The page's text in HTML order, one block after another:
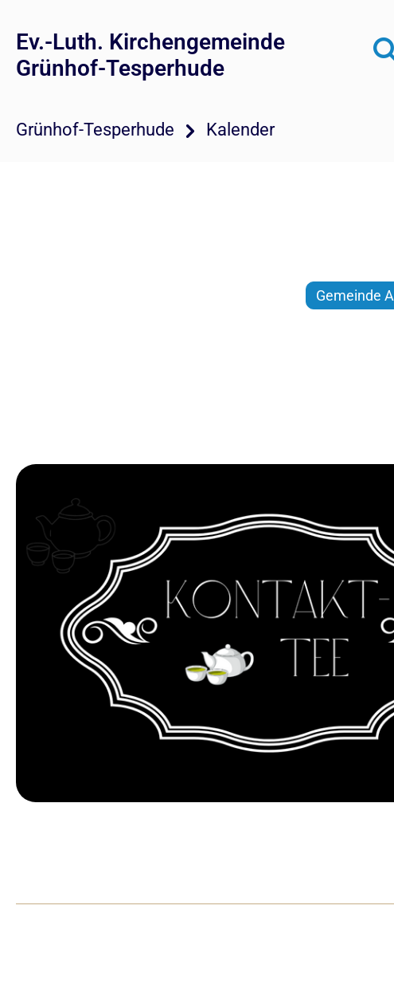
Ev.-Luth. Kirchengemeinde
Grünhof-Tesperhude
Grünhof-Tesperhude Kalender
Gemeinde